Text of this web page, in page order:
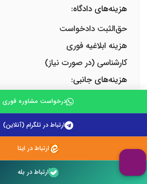
هزینه‌های دادگاه:
حق‌الثبت دادخواست
هزینه ابلاغیه فوری
کارشناسی (در صورت نیاز)
هزینه‌های جانبی:
ترجمه اسناد
کپی و تایپ
نکات صرفه‌جویی
درخواست مشاوره فوری
ارتباط در تلگرام (آنلاین)
ارتباط در ایتا
ارتباط در بله